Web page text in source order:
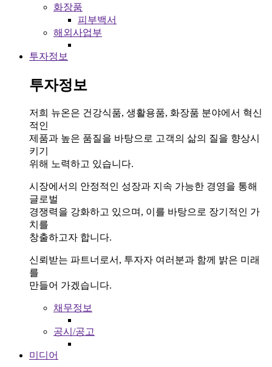
화장품
피부백서
해외사업부
투자정보
투자정보
저희 뉴온은 건강식품, 생활용품, 화장품 분야에서 혁신
적인
제품과 높은 품질을 바탕으로 고객의 삶의 질을 향상시
키기
위해 노력하고 있습니다.
시장에서의 안정적인 성장과 지속 가능한 경영을 통해
글로벌
경쟁력을 강화하고 있으며, 이를 바탕으로 장기적인 가
치를
창출하고자 합니다.
신뢰받는 파트너로서, 투자자 여러분과 함께 밝은 미래
를
만들어 가겠습니다.
채무정보
공시/공고
미디어